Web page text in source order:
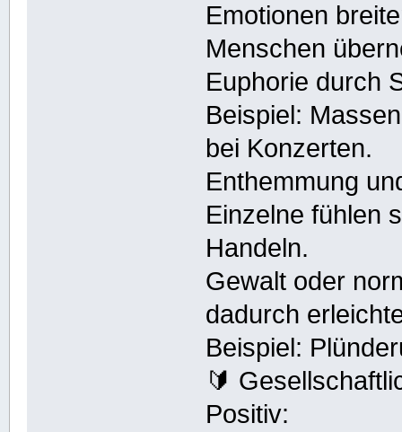
Emotionen
Menschen
Euphorie durch
Beispiel:
bei Konzerten.
Enthemmung
Einzelne fühlen
Handeln.
Gewalt oder
dadurch
Beispiel:
🔰
Positiv: